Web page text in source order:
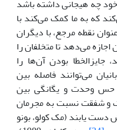
چه هیجانی داشته باشد
که به ما کمک می‌کند با
نقطه مرجع، با دیگران
اجازه می‌دهد تا متخلفان را
بودن آن‌ها را
می‌توانند فاصله بین
حس وحدت و یگانگی بین
و شفقت نسبت به مجرمان
یابند (مک کولو، بونو